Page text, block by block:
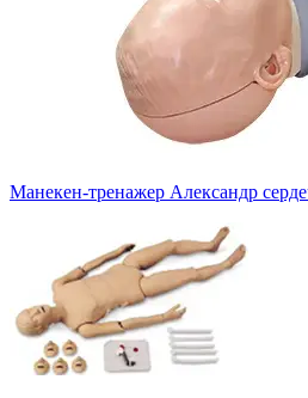
Манекен-тренажер Александр